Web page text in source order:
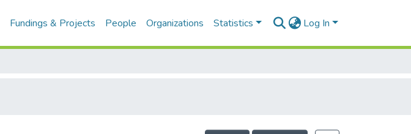
Fundings & Projects People Organizations Statistics Log In